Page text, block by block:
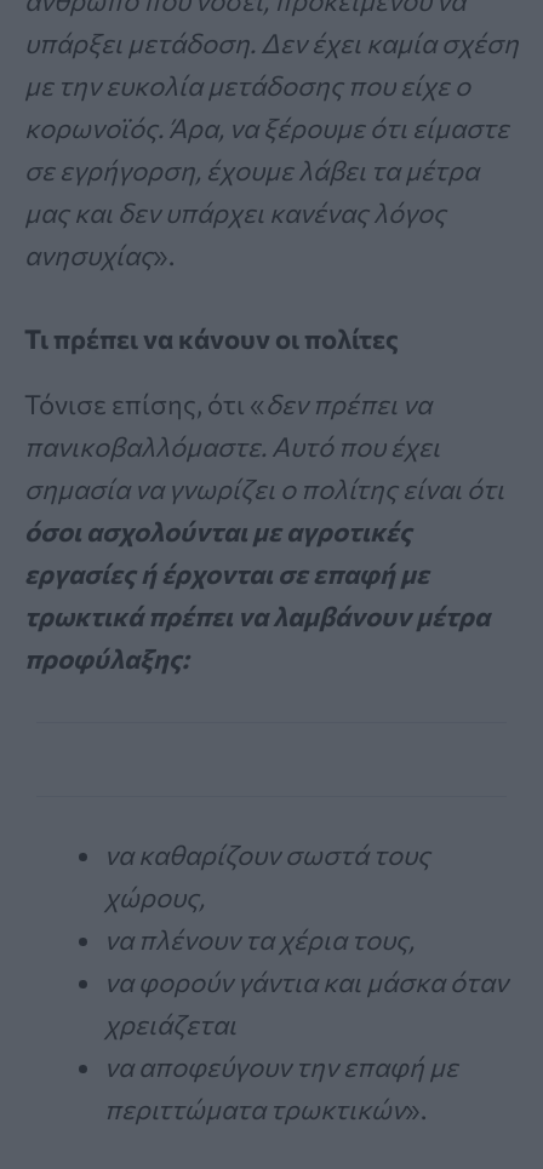
υπάρξει μετάδοση. Δεν έχει καμία σχέση
με την ευκολία μετάδοσης που είχε ο
κορωνοϊός. Άρα, να ξέρουμε ότι είμαστε
σε εγρήγορση, έχουμε λάβει τα μέτρα
μας και δεν υπάρχει κανένας λόγος
ανησυχίας».
Τι πρέπει να κάνουν οι πολίτες
Τόνισε επίσης, ότι «δεν πρέπει να
πανικοβαλλόμαστε. Αυτό που έχει
σημασία να γνωρίζει ο πολίτης είναι ότι
όσοι ασχολούνται με αγροτικές
εργασίες ή έρχονται σε επαφή με
τρωκτικά πρέπει να λαμβάνουν μέτρα
προφύλαξης:
να καθαρίζουν σωστά τους
χώρους,
να πλένουν τα χέρια τους,
να φορούν γάντια και μάσκα όταν
χρειάζεται
να αποφεύγουν την επαφή με
περιττώματα τρωκτικών».